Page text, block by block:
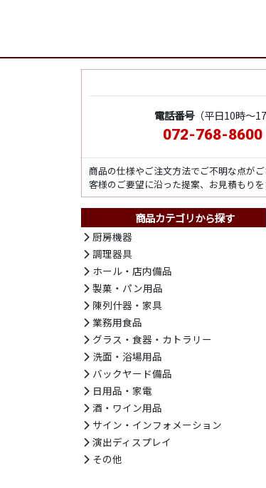
電話番号（平日10時～17
072-768-8600
商品の仕様やご注文方法でご不明な点が
客様のご要望に沿った提案、お見積もりを
商品カテゴリから探す
厨房機器
調理器具
ホール・店内備品
製菓・パン用品
陳列什器・家具
業務用食品
グラス・食器・カトラリー
洗面・浴場用品
バックヤード備品
日用品・家電
酒・ワイン用品
サイン・インフォメーション
演出ディスプレイ
その他